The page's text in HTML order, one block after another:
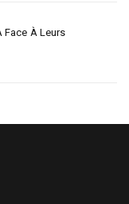
Face À Leurs